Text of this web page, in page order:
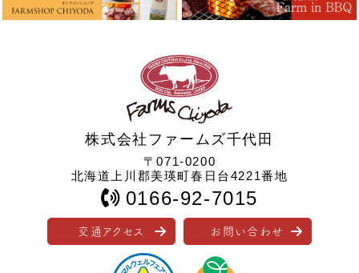
株式会社ファームズ千代田
〒071-0200
北海道上川郡美瑛町春日台4221番地
0166-92-7015
交通アクセス お問い合わせ